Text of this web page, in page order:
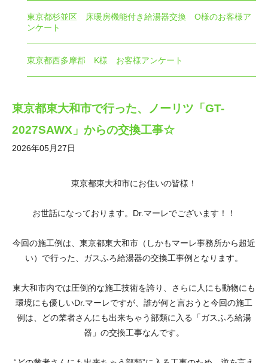
東京都杉並区 床暖房機能付き給湯器交換 O様のお客様ア
ンケート
東京都西多摩郡 K様 お客様アンケート
東京都東大和市で行った、ノーリツ「GT-
2027SAWX」からの交換工事☆
2026年05月27日
東京都東大和市にお住いの皆様！
お世話になっております。Dr.マーレでございます！！
今回の施工例は、東京都東大和市（しかもマーレ事務所から超近
い）で行った、ガスふろ給湯器の交換工事例となります。
東大和市内では圧倒的な施工技術を誇り、さらに人にも動物にも
環境にも優しいDr.マーレですが、誰が何と言おうと今回の施工
例は、どの業者さんにも出来ちゃう部類に入る「ガスふろ給湯
器」の交換工事なんです。